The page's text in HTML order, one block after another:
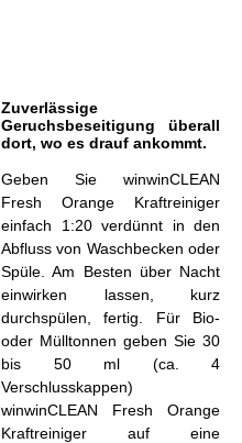
Zuverlässige
Geruchsbeseitigung überall
dort, wo es drauf ankommt.
Geben Sie winwinCLEAN
Fresh Orange Kraftreiniger
einfach 1:20 verdünnt in den
Abfluss von Waschbecken oder
Spüle. Am Besten über Nacht
einwirken lassen, kurz
durchspülen, fertig. Für Bio-
oder Mülltonnen geben Sie 30
bis 50 ml (ca. 4
Verschlusskappen)
winwinCLEAN Fresh Orange
Kraftreiniger auf eine